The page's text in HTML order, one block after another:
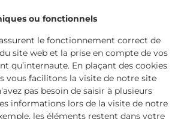
ou fonctionnels
le fonctionnement correct de
site web et la prise en compte de vos
qu’internaute. En plaçant des cookies
vous facilitons la visite de notre site
pas besoin de saisir à plusieurs
informations lors de la visite de notre
les éléments restent dans votre